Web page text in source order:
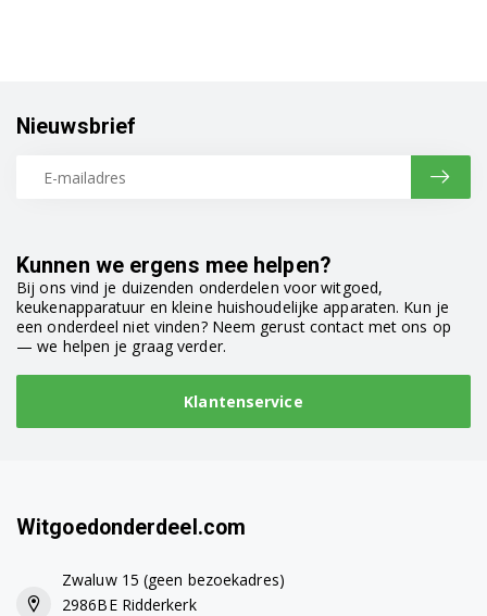
Kunnen we ergens mee helpen?
Bij ons vind je duizenden onderdelen voor witgoed,
keukenapparatuur en kleine huishoudelijke apparaten. Kun je
een onderdeel niet vinden? Neem gerust contact met ons op
— we helpen je graag verder.
Klantenservice
Nieuwsbrief
Witgoedonderdeel.com
Zwaluw 15 (geen bezoekadres)
2986BE Ridderkerk